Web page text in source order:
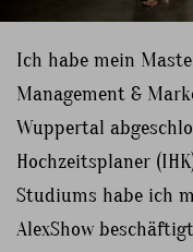
Ich habe mein
Management &
Wuppertal
Hochzeitsplaner
Studiums habe ich
AlexShow